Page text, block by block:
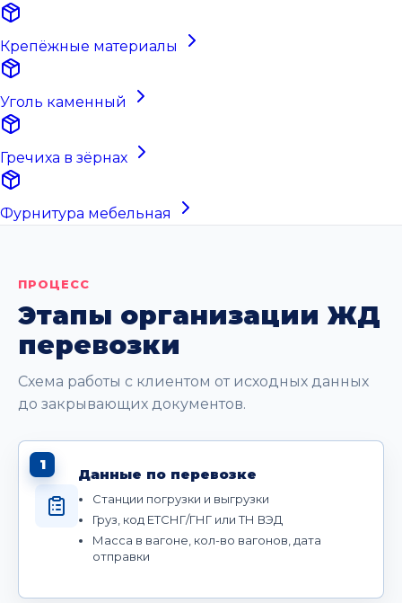
Крепёжные материалы
Уголь каменный
Гречиха в зёрнах
Фурнитура мебельная
ПРОЦЕСС
Этапы организации ЖД
перевозки
Схема работы с клиентом от исходных данных
до закрывающих документов.
1
Данные по перевозке
Станции погрузки и выгрузки
Груз, код ЕТСНГ/ГНГ или ТН ВЭД
Масса в вагоне, кол-во вагонов, дата
отправки